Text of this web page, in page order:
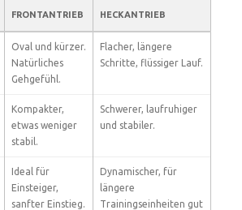
FRONTANTRIEB HECKANTRIEB
Oval und kürzer.
Natürliches
Gehgefühl.
Flacher, längere
Schritte, flüssiger Lauf.
Kompakter,
etwas weniger
stabil.
Schwerer, laufruhiger
und stabiler.
Ideal für
Einsteiger,
sanfter Einstieg.
Dynamischer, für
längere
Trainingseinheiten gut